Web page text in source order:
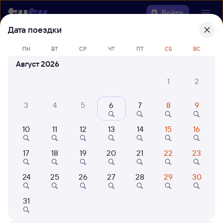
Войти
Выберите день, чтобы найтиж/д
билеты Сенная — Троекурово
42 млн путешествуют с
Дата поездки
ПН ВТ СР ЧТ ПТ СБ ВС
Август 2026
1
2
3 4 5 6 7 8 9
10 11 12 13 14 15 16
17 18 19 20 21 22 23
24 25 26 27 28 29 30
31